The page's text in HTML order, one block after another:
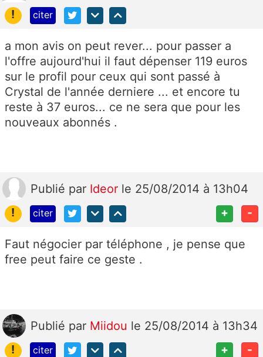
!
citer
a mon avis on peut rever... pour passer a
l'offre aujourd'hui il faut dépenser 119 euros
sur le profil pour ceux qui sont passé à
Crystal de l'année derniere ... et encore tu
reste à 37 euros... ce ne sera que pour les
nouveaux abonnés .
Publié par Ideor le 25/08/2014 à 13h04
!
citer + -
Faut négocier par téléphone , je pense que
free peut faire ce geste .
Publié par Miidou le 25/08/2014 à 13h34
!
citer + -